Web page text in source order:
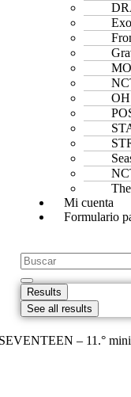
Exo
Mi cuenta
Formulario
Results
See all results
– 11.°